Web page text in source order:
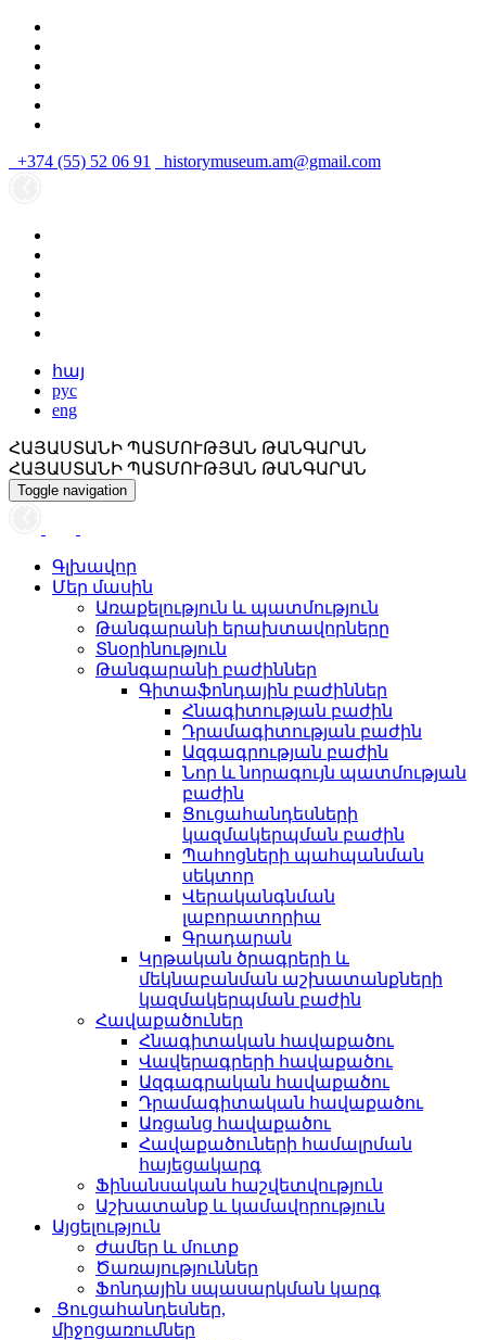
+374 (55) 52 06 91 historymuseum.am@gmail.com
հայ
рус
eng
ՀԱՅԱՍՏԱՆԻ ՊԱՏՄՈՒԹՅԱՆ ԹԱՆԳԱՐԱՆ
ՀԱՅԱՍՏԱՆԻ ՊԱՏՄՈՒԹՅԱՆ ԹԱՆԳԱՐԱՆ
Toggle navigation
Գլխավոր
Մեր մասին
Առաքելություն և պատմություն
Թանգարանի երախտավորները
Տնօրինություն
Թանգարանի բաժիններ
Գիտաֆոնդային բաժիններ
Հնագիտության բաժին
Դրամագիտության բաժին
Ազգագրության բաժին
Նոր և նորագույն պատմության
բաժին
Ցուցահանդեսների
կազմակերպման բաժին
Պահոցների պահպանման
սեկտոր
Վերականգնման
լաբորատորիա
Գրադարան
Կրթական ծրագրերի և
մեկնաբանման աշխատանքների
կազմակերպման բաժին
Հավաքածուներ
Հնագիտական հավաքածու
Վավերագրերի հավաքածու
Ազգագրական հավաքածու
Դրամագիտական հավաքածու
Առցանց հավաքածու
Հավաքածուների համալրման
հայեցակարգ
Ֆինանսական հաշվետվություն
Աշխատանք և կամավորություն
Այցելություն
Ժամեր և մուտք
Ծառայություններ
Ֆոնդային սպասարկման կարգ
Ցուցահանդեսներ,
միջոցառումներ